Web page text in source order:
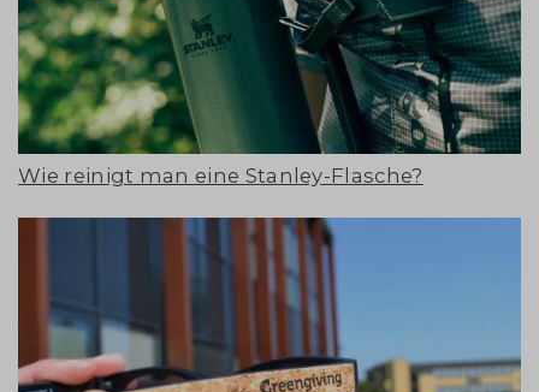
Wie reinigt man eine Stanley-Flasche?